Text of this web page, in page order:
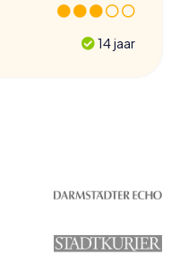
14 jaar